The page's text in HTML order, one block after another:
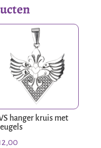
hanger kruis met